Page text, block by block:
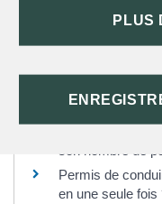
PLUS
Permis de
réclamation ?
son nombre de
Permis de
en une seule fois